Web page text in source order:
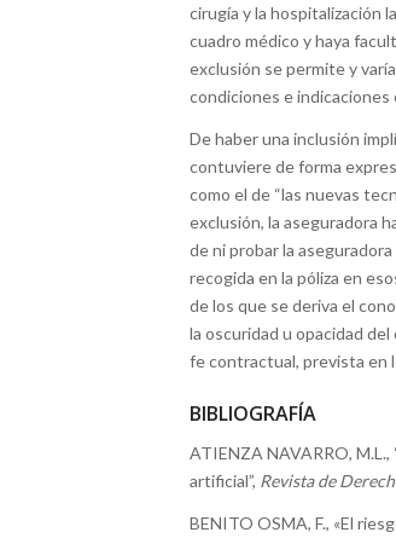
cirugía y la hospitalización
cuadro médico y haya
exclusión se permite y
condiciones e
De haber una inclusión
contuviere de forma
como el de “las nuevas
exclusión, la aseguradora
de ni probar la
recogida en la póliza en
de los que se deriva el
la oscuridad u opacidad
fe contractual, prevista en
BIBLIOGRAFÍA
ATIENZA NAVARRO,
artificial”, Revista de
BENITO OSMA, F., «El